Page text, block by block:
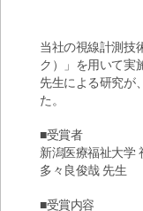
当社の視線計測技
ク）」を用いて実
先生による研究が
た。
■受賞者
新潟医療福祉大学
多々良俊哉 先生
■受賞内容